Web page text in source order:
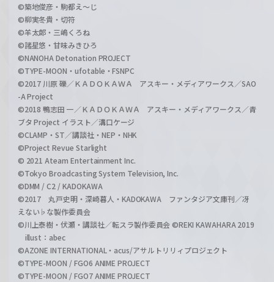
©築地俊彦・駒都え～じ
©柳実冬貴・切符
©羊太郎・三嶋くろね
©諸星悠・甘味みきひろ
©NANOHA Detonation PROJECT
©TYPE-MOON・ufotable・FSNPC
©2017 川原 礫／ＫＡＤＯＫＡＷＡ アスキー・メディアワークス／SAO
-A Project
©2018 鴨志田 一／ＫＡＤＯＫＡＷＡ アスキー・メディアワークス／青
ブタ Project イラスト／溝口ケージ
©CLAMP・ST／講談社・NEP・NHK
©Project Revue Starlight
© 2021 Ateam Entertainment Inc.
©Tokyo Broadcasting System Television, Inc.
©DMM / C2 / KADOKAWA
©2017 丸戸史明・深崎暮人・KADOKAWA ファンタジア文庫刊／冴
えない♭な製作委員会
©川上泰樹・伏瀬・講談社／転スラ製作委員会 ©REKI KAWAHARA 2019
illust：abec
©AZONE INTERNATIONAL・acus/アサルトリリィプロジェクト
©TYPE-MOON / FGO6 ANIME PROJECT
©TYPE-MOON / FGO7 ANIME PROJECT